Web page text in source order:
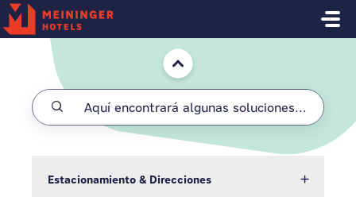
Saltar al contenido principal
Inicio
Estacionamiento & Direcciones